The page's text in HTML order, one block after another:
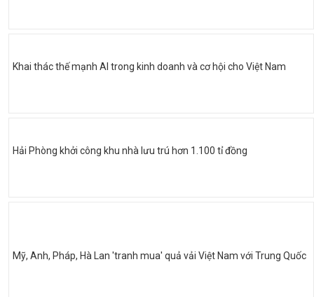
Khai thác thế mạnh AI trong kinh doanh và cơ hội cho Việt Nam
Hải Phòng khởi công khu nhà lưu trú hơn 1.100 tỉ đồng
Mỹ, Anh, Pháp, Hà Lan 'tranh mua' quả vải Việt Nam với Trung Quốc